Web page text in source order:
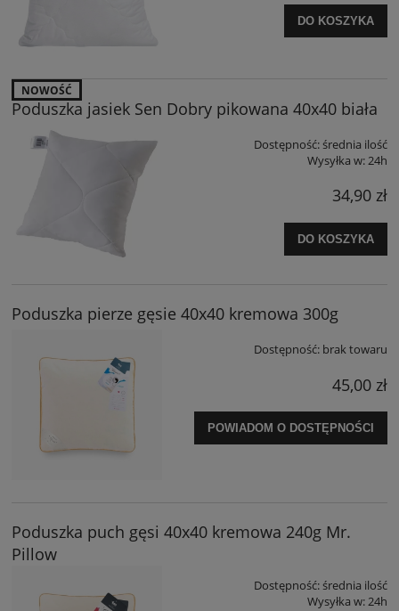
DO KOSZYKA
Poduszka jasiek Sen Dobry pikowana 40x40 biała
Dostępność:średnia ilość
Wysyłka w:24h
34,90 zł
DO KOSZYKA
NOWOŚĆ
Poduszka pierze gęsie 40x40 kremowa 300g
Dostępność: brak towaru
45,00 zł
POWIADOM O DOSTĘPNOŚCI
Poduszka puch gęsi 40x40 kremowa 240g Mr.
Pillow
Dostępność:średnia ilość
Wysyłka w:24h